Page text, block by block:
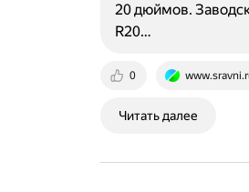
0
20 дюймов.
R20…
Читать далее